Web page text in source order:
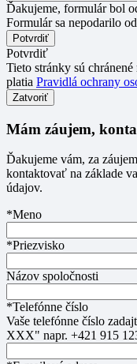
Ďakujeme, formulár bol
Formulár sa nepodarilo
Potvrdiť
Tieto stránky sú
platia Pravidlá ochrany
Zatvoriť
Mám záujem,
Ďakujeme vám, za
kontaktovať na základe
údajov.
*Meno
*Priezvisko
Názov spoločnosti
*Telefónne číslo
Vaše telefónne číslo
XXX" napr. +421 915